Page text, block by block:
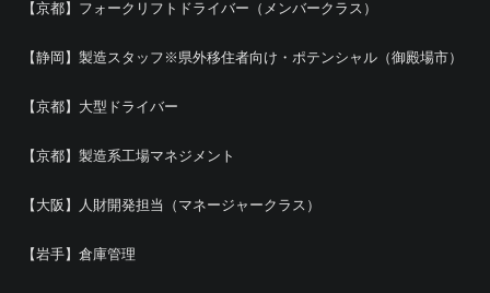
【京都】フォークリフトドライバー（メンバークラス）
【静岡】製造スタッフ※県外移住者向け・ポテンシャル（御殿場市）
【京都】大型ドライバー
【京都】製造系工場マネジメント
【大阪】人財開発担当（マネージャークラス）
【岩手】倉庫管理